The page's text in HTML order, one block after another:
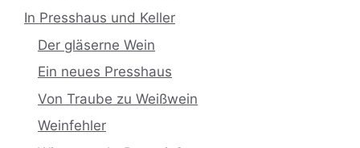
In Presshaus und Keller
Der gläserne Wein
Ein neues Presshaus
Von Traube zu Weißwein
Weinfehler